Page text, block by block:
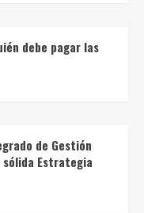
debe pagar las
de Gestión
Estrategia